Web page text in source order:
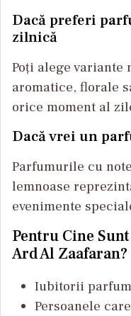
Dacă preferi
zilnică
Poți alege
aromatice, florale
orice moment al
Dacă vrei un
Parfumurile cu
lemnoase
evenimente
Pentru Cine
Ard Al Zaafaran?
Iubitorii
Persoanele